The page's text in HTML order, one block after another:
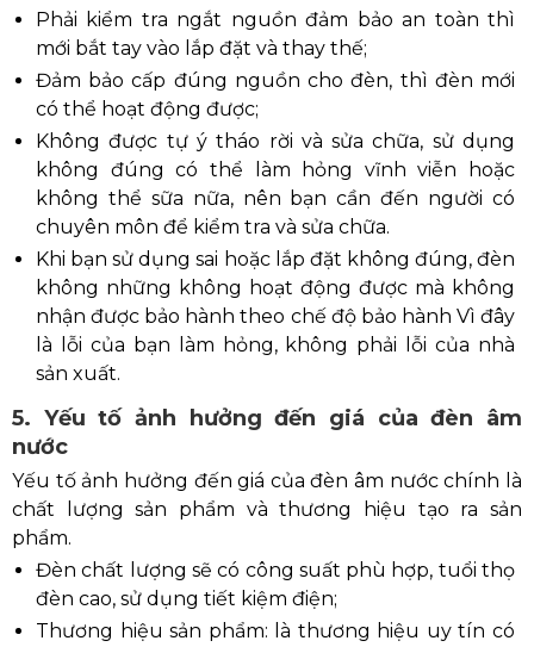
Phải kiểm tra ngắt nguồn đảm bảo an toàn thì
mới bắt tay vào lắp đặt và thay thế;
Đảm bảo cấp đúng nguồn cho đèn, thì đèn mới
có thể hoạt động được;
Không được tự ý tháo rời và sửa chữa, sử dụng
không đúng có thể làm hỏng vĩnh viễn hoặc
không thể sữa nữa, nên bạn cần đến người có
chuyên môn để kiểm tra và sửa chữa.
Khi bạn sử dụng sai hoặc lắp đặt không đúng, đèn
không những không hoạt động được mà không
nhận được bảo hành theo chế độ bảo hành Vì đây
là lỗi của bạn làm hỏng, không phải lỗi của nhà
sản xuất.
5. Yếu tố ảnh hưởng đến giá của đèn âm
nước
Yếu tố ảnh hưởng đến giá của đèn âm nước chính là
chất lượng sản phẩm và thương hiệu tạo ra sản
phẩm.
Đèn chất lượng sẽ có công suất phù hợp, tuổi thọ
đèn cao, sử dụng tiết kiệm điện;
Thương hiệu sản phẩm: là thương hiệu uy tín có